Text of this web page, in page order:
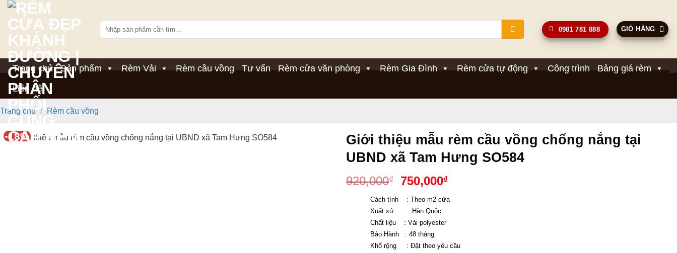
Bỏ
qua
nội
dung
kiếm:
0981 781 888 GIỎ HÀNG
Trang chủ Sản phẩm Rèm Vải Rèm cầu vồng Tư vấn Rèm cửa văn phòng Rèm Gia Đình Rèm cửa tự động Công trình
Bảng giá rèm
Liên hệ
Trang chủ / Rèm cầu vồng
-18%
Giới thiệu mẫu rèm cầu vồng chống nắng tại
UBND xã Tam Hưng SO584
920,000₫
Giá
là:
920,000₫.
750,000₫Giá
tại
Cách tính    : Theo m2 cửa
Xuất xứ       : Hàn Quốc
Chất liệu    : Vải polyester
Bảo Hành   : 48 tháng
Khổ rộng     : Đặt theo yêu cầu